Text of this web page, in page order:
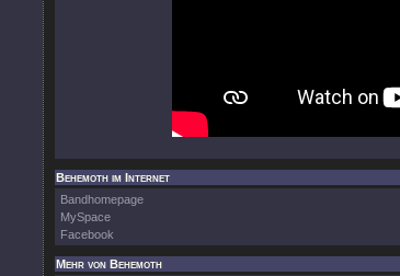
Behemoth im Internet
Bandhomepage
MySpace
Facebook
Mehr von Behemoth